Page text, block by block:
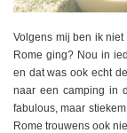
Volgens mij ben ik
Rome ging? Nou in
en dat was ook echt
naar een camping in
fabulous, maar
Rome trouwens ook